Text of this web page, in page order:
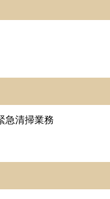
急清掃業務